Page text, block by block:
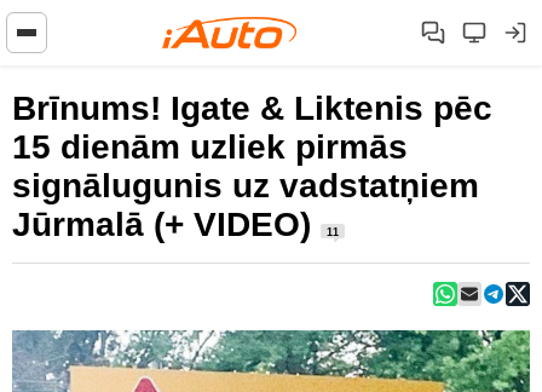
Brīnums! Igate & Liktenis pēc
15 dienām uzliek pirmās
signālugunis uz vadstatņiem
Jūrmalā (+ VIDEO)
11